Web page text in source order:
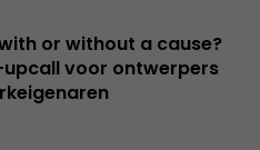
or without a cause?
voor ontwerpers